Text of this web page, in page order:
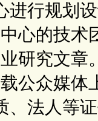
进行规划
心的技术
研究文章
公众媒体
、法人等